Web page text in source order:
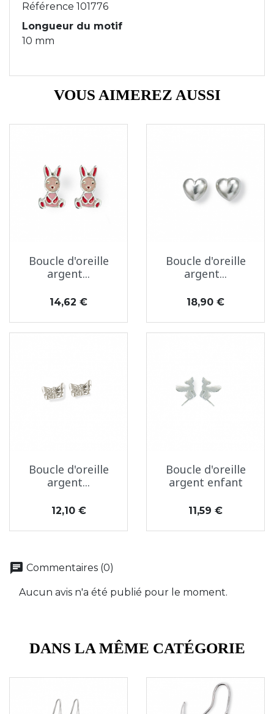
Référence 101776
Longueur du motif
10 mm
VOUS AIMEREZ AUSSI
Boucle d'oreille
argent...
Prix
14,62 €
Boucle d'oreille
argent...
Prix
18,90 €
Boucle d'oreille
argent...
Prix
12,10 €
Boucle d'oreille
argent enfant
Prix
11,59 €
chat Commentaires (0)
Aucun avis n'a été publié pour le moment.
DANS LA MÊME CATÉGORIE